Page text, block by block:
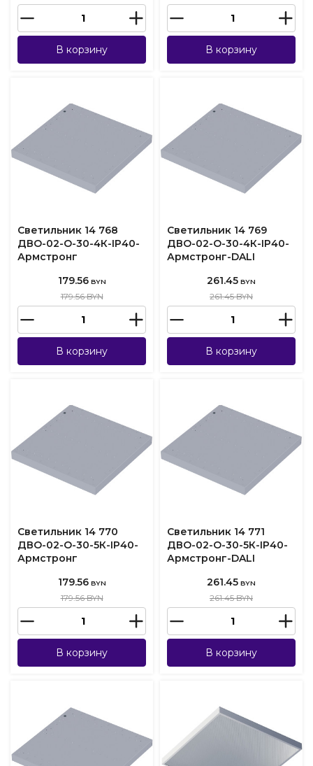
В корзину В корзину
Светильник 14 768
ДВО-02-О-30-4К-IP40-
Армстронг
179.56 BYN
179.56 BYN
В корзину
Светильник 14 769
ДВО-02-О-30-4К-IP40-
Армстронг-DALI
261.45 BYN
261.45 BYN
В корзину
Светильник 14 770
ДВО-02-О-30-5К-IP40-
Армстронг
179.56 BYN
179.56 BYN
В корзину
Светильник 14 771
ДВО-02-О-30-5К-IP40-
Армстронг-DALI
261.45 BYN
261.45 BYN
В корзину